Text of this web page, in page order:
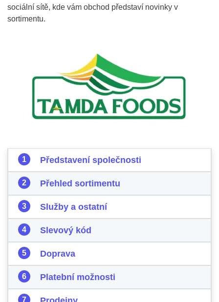
sociální sítě, kde vám obchod představí novinky v
sortimentu.
Představení společnosti
Přehled sortimentu
Služby a ostatní
Slevový kód
Doprava
Platební možnosti